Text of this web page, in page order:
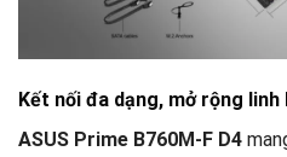
Kết nối đa dạng, mở rộng linh
ASUS Prime B760M-F D4